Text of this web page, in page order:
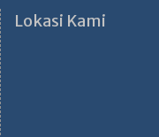
Lokasi Kami